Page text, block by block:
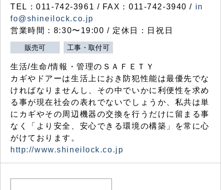
TEL：011-742-3961 / FAX：011-742-3940 / in
fo@shineilock.co.jp
営業時間：8:30〜19:00 / 定休日：日祝日
販売可 工事・取付可
生活/生命/情報・管理のＳＡＦＥＴＹ
カギやドアーは生活上におき防犯性能は最優先でな
ければなりませんし、その中でいかに利便性を求め
る事が現在社会の表れでないでしょうか、私共は単
にカギやその周辺機器の交換を行うだけに留まる事
なく「より安全、安心できる環境の構築」を常に心
がけております。
http://www.shineilock.co.jp